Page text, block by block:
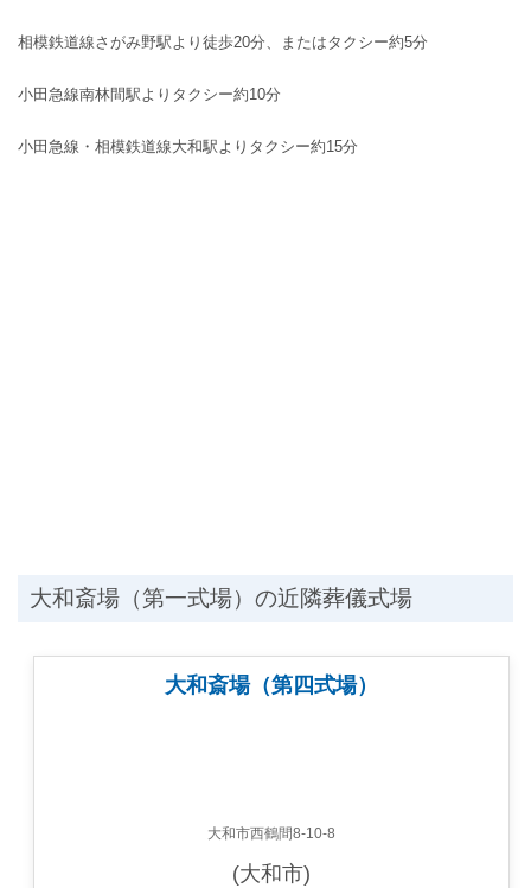
相模鉄道線さがみ野駅より徒歩20分、またはタクシー約5分
小田急線南林間駅よりタクシー約10分
小田急線・相模鉄道線大和駅よりタクシー約15分
大和斎場（第一式場）の近隣葬儀式場
大和斎場（第四式場）
大和市西鶴間8-10-8
(大和市)